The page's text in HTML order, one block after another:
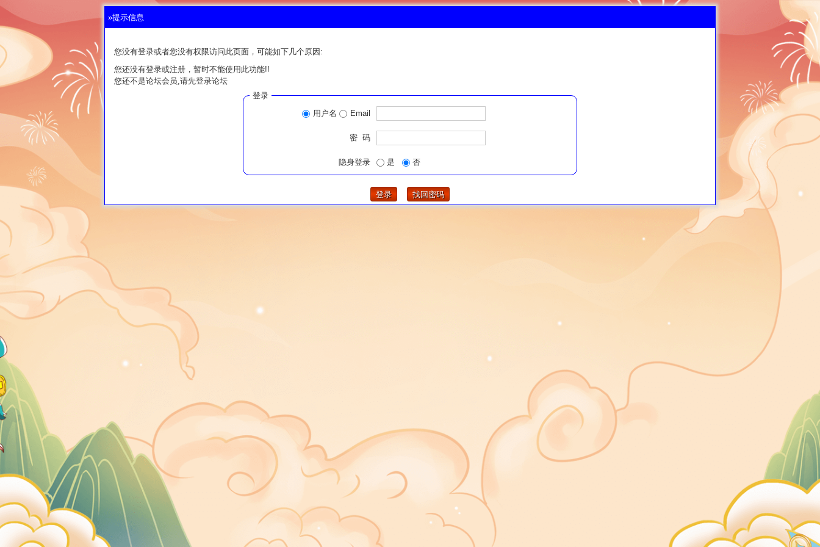
»提示信息
您没有登录或者您没有权限访问此页面，可能如下几个原因:
您还没有登录或注册，暂时不能使用此功能!!
您还不是论坛会员,请先登录论坛
登录
用户名
Email
密 码
隐身登录 是 否